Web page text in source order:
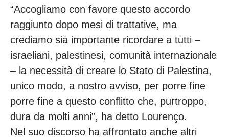
“Accogliamo con favore questo accordo
raggiunto dopo mesi di trattative, ma
crediamo sia importante ricordare a tutti –
israeliani, palestinesi, comunità internazionale
– la necessità di creare lo Stato di Palestina,
unico modo, a nostro avviso, per porre fine
porre fine a questo conflitto che, purtroppo,
dura da molti anni”, ha detto Lourenço.
Nel suo discorso ha affrontato anche altri